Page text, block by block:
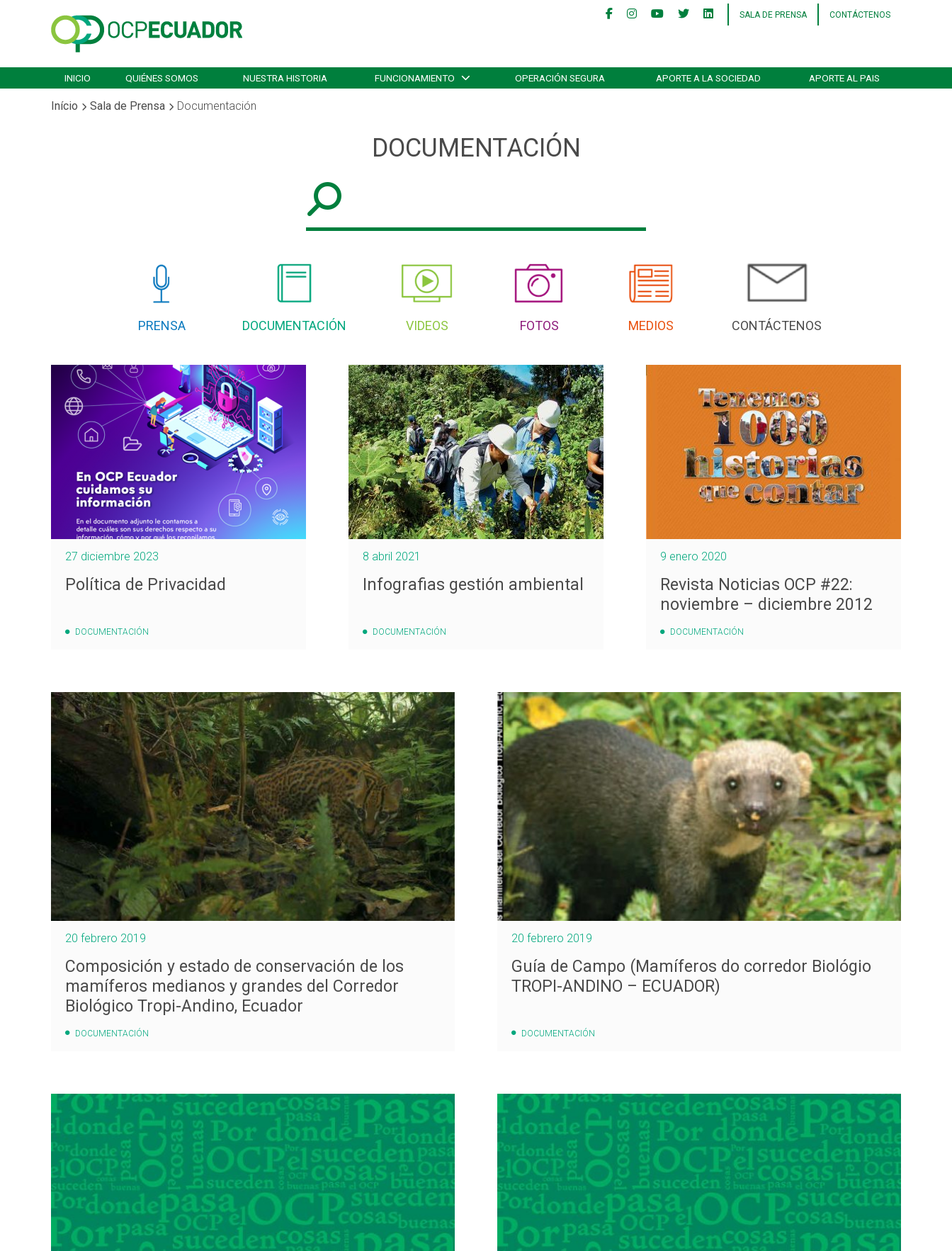
SALA DE PRENSA CONTÁCTENOS
INICIO QUIÉNES SOMOS NUESTRA HISTORIA FUNCIONAMIENTO OPERACIÓN SEGURA APORTE A LA SOCIEDAD APORTE AL PAIS
Início Sala de Prensa Documentación
DOCUMENTACIÓN
PRENSA DOCUMENTACIÓN VIDEOS FOTOS MEDIOS CONTÁCTENOS
27 diciembre 2023
Política de Privacidad
DOCUMENTACIÓN
8 abril 2021
Infografias gestión ambiental
DOCUMENTACIÓN
9 enero 2020
Revista Noticias OCP #22:
noviembre – diciembre 2012
DOCUMENTACIÓN
20 febrero 2019
Composición y estado de conservación de los
mamíferos medianos y grandes del Corredor
Biológico Tropi-Andino, Ecuador
DOCUMENTACIÓN
20 febrero 2019
Guía de Campo (Mamíferos do corredor Biológio
TROPI-ANDINO – ECUADOR)
DOCUMENTACIÓN